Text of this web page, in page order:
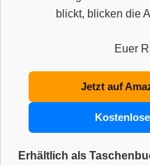
blickt, blicken die
Euer
Jetzt auf
Erhältlich als